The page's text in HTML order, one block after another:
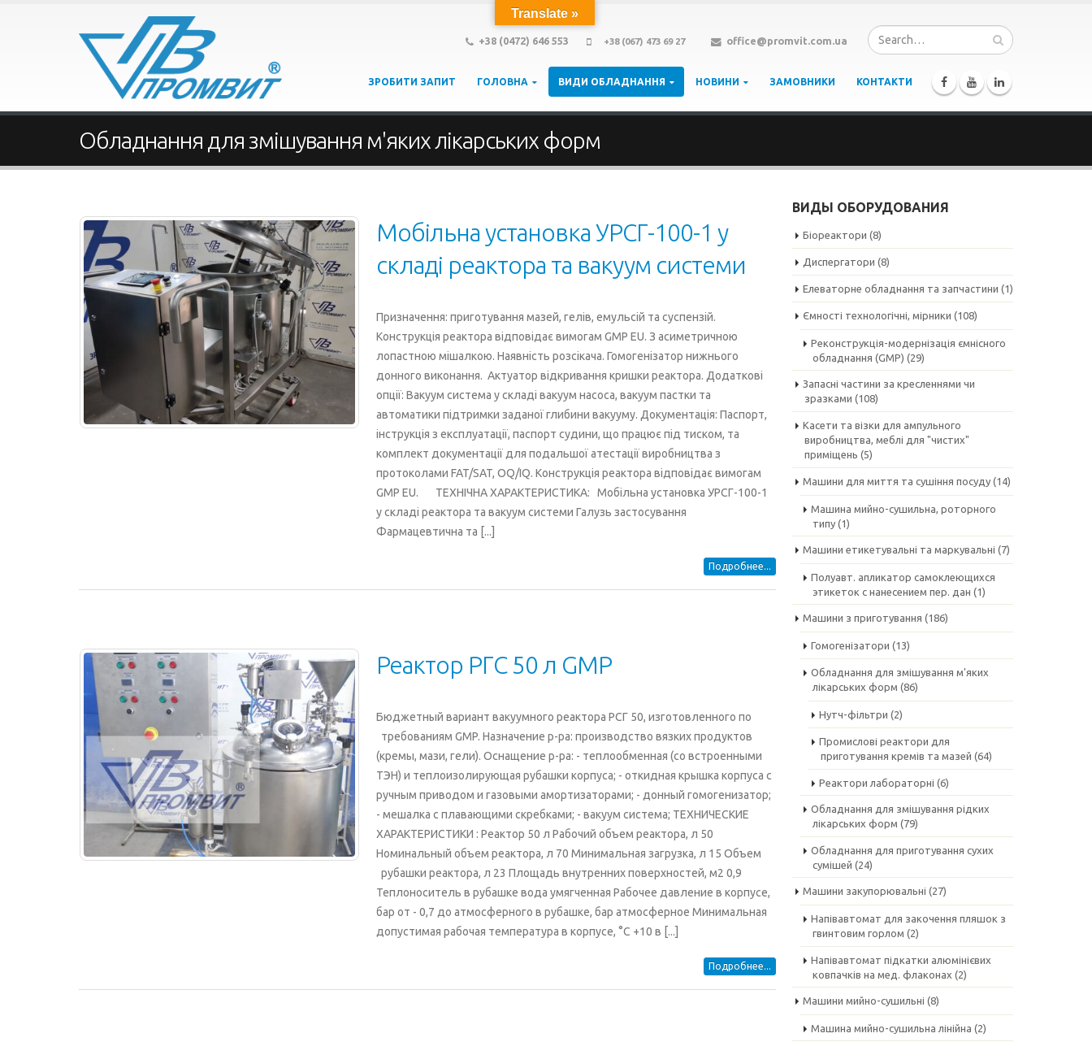
+38 (0472) 646 553 +38 (067) 473 69 27 office@promvit.com.ua
ЗРОБИТИ ЗАПИТ ГОЛОВНА ВИДИ ОБЛАДНАННЯ НОВИНИ ЗАМОВНИКИ КОНТАКТИ
Обладнання для змішування м'яких лікарських форм
Мобільна установка УРСГ-100-1 у
складі реактора та вакуум системи
Призначення: приготування мазей, гелів, емульсій та суспензій.
Конструкція реактора відповідає вимогам GMP EU. З асиметричною
лопастною мішалкою. Наявність розсікача. Гомогенізатор нижнього
донного виконання. Актуатор відкривання кришки реактора. Додаткові
опції: Вакуум система у складі вакуум насоса, вакуум пастки та
автоматики підтримки заданої глибини вакууму. Документація: Паспорт,
інструкція з експлуатації, паспорт судини, що працює під тиском, та
комплект документації для подальшої атестації виробництва з
протоколами FAT/SAT, OQ/IQ. Конструкція реактора відповідає вимогам
GMP EU. ТЕХНІЧНА ХАРАКТЕРИСТИКА: Мобільна установка УРСГ-100-1
у складі реактора та вакуум системи Галузь застосування
Фармацевтична та [...]
Подробнее...
Реактор РГС 50 л GMP
Бюджетный вариант вакуумного реактора РСГ 50, изготовленного по
требованиям GMP. Назначение р-ра: производство вязких продуктов
(кремы, мази, гели). Оснащение р-ра: - теплообменная (со встроенными
ТЭН) и теплоизолирующая рубашки корпуса; - откидная крышка корпуса с
ручным приводом и газовыми амортизаторами; - донный гомогенизатор;
- мешалка с плавающими скребками; - вакуум система; ТЕХНИЧЕСКИЕ
ХАРАКТЕРИСТИКИ : Реактор 50 л Рабочий объем реактора, л 50
Номинальный объем реактора, л 70 Минимальная загрузка, л 15 Объем
рубашки реактора, л 23 Площадь внутренних поверхностей, м2 0,9
Теплоноситель в рубашке вода умягченная Рабочее давление в корпусе,
бар от - 0,7 до атмосферного в рубашке, бар атмосферное Минимальная
допустимая рабочая температура в корпусе, °С +10 в [...]
Подробнее...
ВИДЫ ОБОРУДОВАНИЯ
Біореактори (8)
Диспергатори (8)
Елеваторне обладнання та запчастини (1)
Ємності технологічні, мірники (108)
Реконструкція-модернізація ємнісного
обладнання (GMP) (29)
Запасні частини за кресленнями чи
зразками (108)
Касети та візки для ампульного
виробництва, меблі для "чистих"
приміщень (5)
Машини для миття та сушіння посуду(14)
Машина мийно-сушильна, роторного
типу(1)
Машини етикетувальні та маркувальні (7)
Полуавт. апликатор самоклеющихся
этикеток с нанесением пер. дан (1)
Машини з приготування (186)
Гомогенізатори (13)
Обладнання для змішування м'яких
лікарських форм (86)
Нутч-фільтри (2)
Промислові реактори для
приготування кремів та мазей (64)
Реактори лабораторні (6)
Обладнання для змішування рідких
лікарських форм (79)
Обладнання для приготування сухих
сумішей (24)
Машини закупорювальні (27)
Напівавтомат для закочення пляшок з
гвинтовим горлом (2)
Напівавтомат підкатки алюмінієвих
ковпачків на мед. флаконах (2)
Машини мийно-сушильні (8)
Машина мийно-сушильна лінійна (2)
Translate »